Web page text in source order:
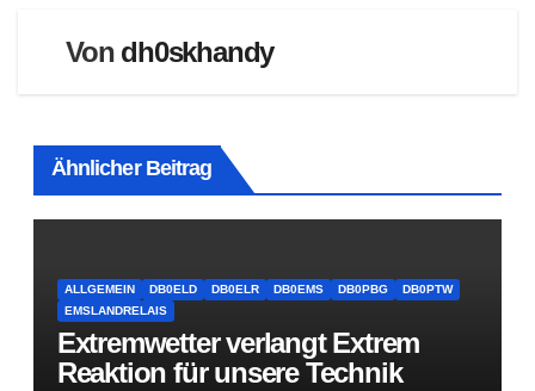
Von dh0skhandy
Ähnlicher Beitrag
ALLGEMEIN DB0ELD DB0ELR DB0EMS DB0PBG
DB0PTW
EMSLANDRELAIS
Extremwetter verlangt Extrem
Reaktion für unsere Technik